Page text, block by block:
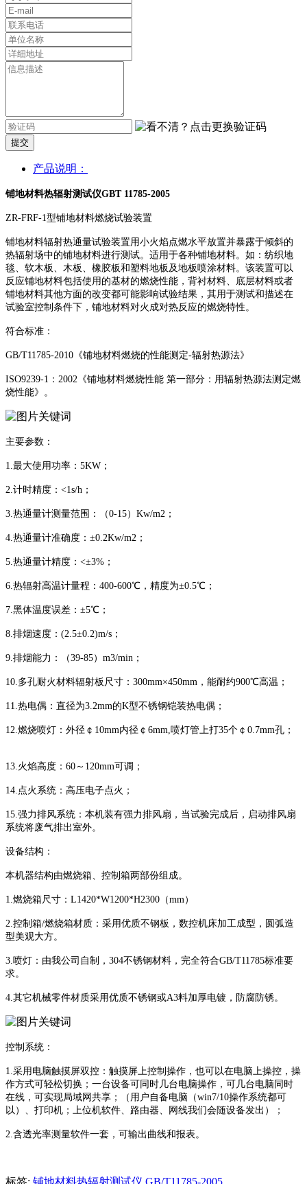
提交
产品说明：
铺地材料热辐射测试仪GBT 11785-2005
ZR-FRF-1型铺地材料燃烧试验装置
铺地材料辐射热通量试验装置用小火焰点燃水平放置并暴露于倾斜的
热辐射场中的铺地材料进行测试。适用于各种铺地材料。如：纺织地
毯、软木板、木板、橡胶板和塑料地板及地板喷涂材料。该装置可以
反应铺地材料包括使用的基材的燃烧性能，背衬材料、底层材料或者
铺地材料其他方面的改变都可能影响试验结果，其用于测试和描述在
试验室控制条件下，铺地材料对火成对热反应的燃烧特性。
符合标准：
GB/T11785-2010《铺地材料燃烧的性能测定-辐射热源法》
ISO9239-1：2002《铺地材料燃烧性能 第一部分：用辐射热源法测定燃
烧性能》。
主要参数：
1.最大使用功率：5KW；
2.计时精度：<1s/h；
3.热通量计测量范围：（0-15）Kw/m2；
4.热通量计准确度：±0.2Kw/m2；
5.热通量计精度：<±3%；
6.热辐射高温计量程：400-600℃，精度为±0.5℃；
7.黑体温度误差：±5℃；
8.排烟速度：(2.5±0.2)m/s；
9.排烟能力：（39-85）m3/min；
10.多孔耐火材料辐射板尺寸：300mm×450mm，能耐约900℃高温；
11.热电偶：直径为3.2mm的K型不锈钢铠装热电偶；
12.燃烧喷灯：外径￠10mm内径￠6mm,喷灯管上打35个￠0.7mm孔；
13.火焰高度：60～120mm可调；
14.点火系统：高压电子点火；
15.强力排风系统：本机装有强力排风扇，当试验完成后，启动排风扇
系统将废气排出室外。
设备结构：
本机器结构由燃烧箱、控制箱两部份组成。
1.燃烧箱尺寸：L1420*W1200*H2300（mm）
2.控制箱/燃烧箱材质：采用优质不钢板，数控机床加工成型，圆弧造
型美观大方。
3.喷灯：由我公司自制，304不锈钢材料，完全符合GB/T11785标准要
求。
4.其它机械零件材质采用优质不锈钢或A3料加厚电镀，防腐防锈。
控制系统：
1.采用电脑触摸屏双控：触摸屏上控制操作，也可以在电脑上操控，操
作方式可轻松切换；一台设备可同时几台电脑操作，可几台电脑同时
在线，可实现局域网共享；（用户自备电脑（win7/10操作系统都可
以）、打印机；上位机软件、路由器、网线我们会随设备发出）；
2.含透光率测量软件一套，可输出曲线和报表。
标签: 铺地材料热辐射测试仪 GB/T11785-2005